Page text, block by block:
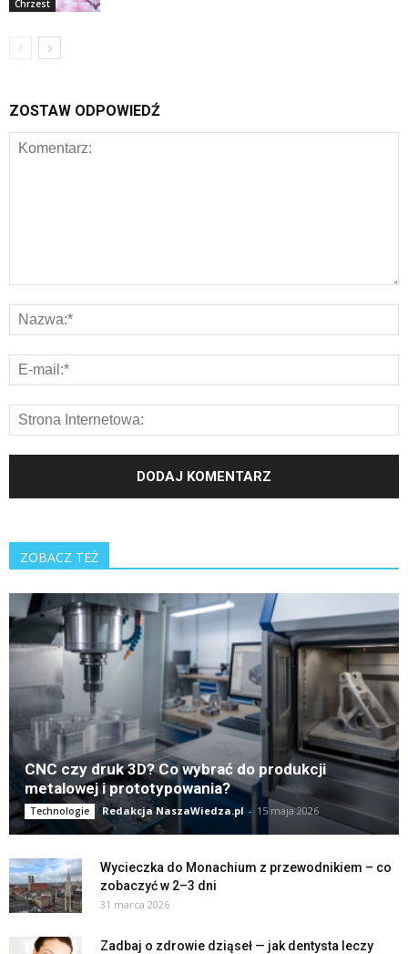
Chrzest
ZOSTAW ODPOWIEDŹ
ZOBACZ TEŻ
CNC czy druk 3D? Co wybrać do produkcji
metalowej i prototypowania?
Technologie Redakcja NaszaWiedza.pl - 15 maja 2026
Wycieczka do Monachium z przewodnikiem – co
zobaczyć w 2–3 dni
31 marca 2026
Zadbaj o zdrowie dziąseł — jak dentysta leczy